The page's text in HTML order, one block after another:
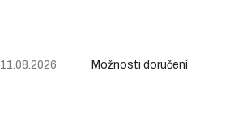
11.08.2026 Možnosti doručení